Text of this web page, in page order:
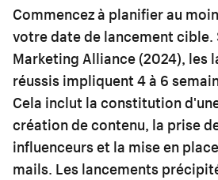
Commencez à planifier au
votre date de lancement cible.
Marketing Alliance (2024), les
réussis impliquent 4 à 6
Cela inclut la constitution
création de contenu, la prise
influenceurs et la mise en
mails. Les lancements